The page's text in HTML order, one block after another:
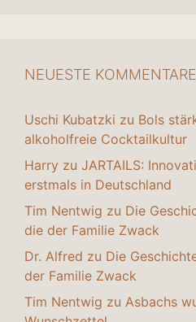
NEUESTE KOMMENTARE
Uschi Kubatzki zu Bols
alkoholfreie Cocktailkultur
Harry zu JARTAILS:
erstmals in Deutschland
Tim Nentwig zu Die
die der Familie Zwack
Dr. Alfred zu Die
der Familie Zwack
Tim Nentwig zu Asbachs